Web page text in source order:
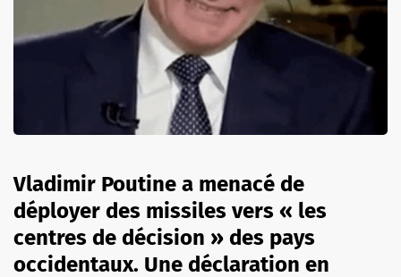
Vladimir Poutine a menacé de
déployer des missiles vers « les
centres de décision » des pays
occidentaux. Une déclaration en